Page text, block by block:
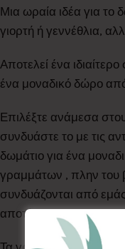
Μια ωραία ιδέα για το
γιορτή ή γεννέθλια,
Αποτελεί ένα
ένα μοναδικό δώρο
Επιλέξτε ανάμεσα
συνδυάστε το με τις
δωμάτιο για ένα
γραμμάτων , πλην του
συνδυάζονται από
αποτέλεσμα!